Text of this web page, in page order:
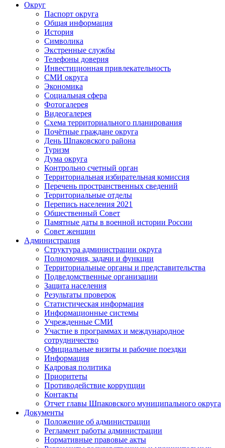
Округ
Паспорт округа
Общая информация
История
Символика
Экстренные службы
Телефоны доверия
Инвестиционная привлекательность
СМИ округа
Экономика
Социальная сфера
Фотогалерея
Видеогалерея
Схема территориального планирования
Почётные граждане округа
День Шпаковского района
Туризм
Дума округа
Контрольно счетный орган
Территориальная избирательная комиссия
Перечень пространственных сведений
Территориальные отделы
Перепись населения 2021
Общественный Совет
Памятные даты в военной истории России
Совет женщин
Администрация
Структура администрации округа
Полномочия, задачи и функции
Территориальные органы и представительства
Подведомственные организации
Защита населения
Результаты проверок
Статистическая информация
Информационные системы
Учрежденные СМИ
Участие в программах и международное
сотрудничество
Официальные визиты и рабочие поездки
Информация
Кадровая политика
Приоритеты
Противодействие коррупции
Контакты
Отчет главы Шпаковского муниципального округа
Документы
Положение об администрации
Регламент работы администрации
Нормативные правовые акты